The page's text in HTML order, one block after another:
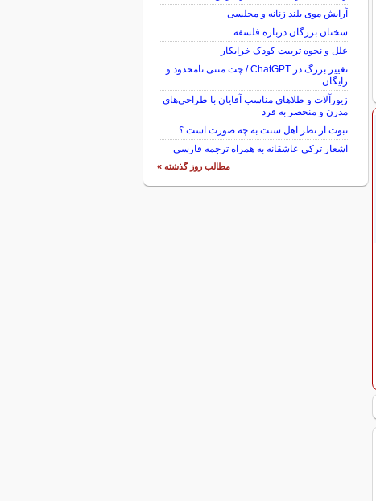
آرایش موی بلند زنانه و مجلسی
سخنان بزرگان درباره فلسفه
علل و نحوه تربیت کودک خرابکار
تغییر بزرگ در ChatGPT / چت متنی نامحدود و
رایگان
زیورآلات و طلاهای مناسب آقایان با طراحی‌های
مدرن و منحصر به فرد
نبوت از نظر اهل سنت به چه صورت است ؟
اشعار ترکی عاشقانه به همراه ترجمه فارسی
مطالب روز گذشته »